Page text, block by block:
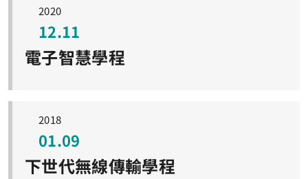
2020
12.11
電子智慧學程
2018
01.09
下世代無線傳輸學程